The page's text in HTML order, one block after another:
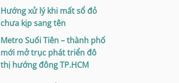
Hướng xử lý khi mất sổ đỏ
chưa kịp sang tên
Metro Suối Tiên – thành phố
mới mở trục phát triển đô
thị hướng đông TP.HCM